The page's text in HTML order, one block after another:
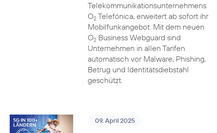
Telekommunikationsunternehmens
O2Telefónica, erweitert ab sofort ihr
Mobilfunkangebot. Mit dem neuen
O2Business Webguard sind
Unternehmen in allen Tarifen
automatisch vor Malware, Phishing,
Betrug und Identitätsdiebstahl
geschützt.
09. April 2025